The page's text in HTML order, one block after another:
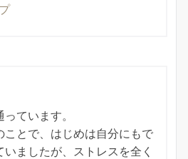
ています。
ことで、はじめは自分にもで
ましたが、ストレスを全く